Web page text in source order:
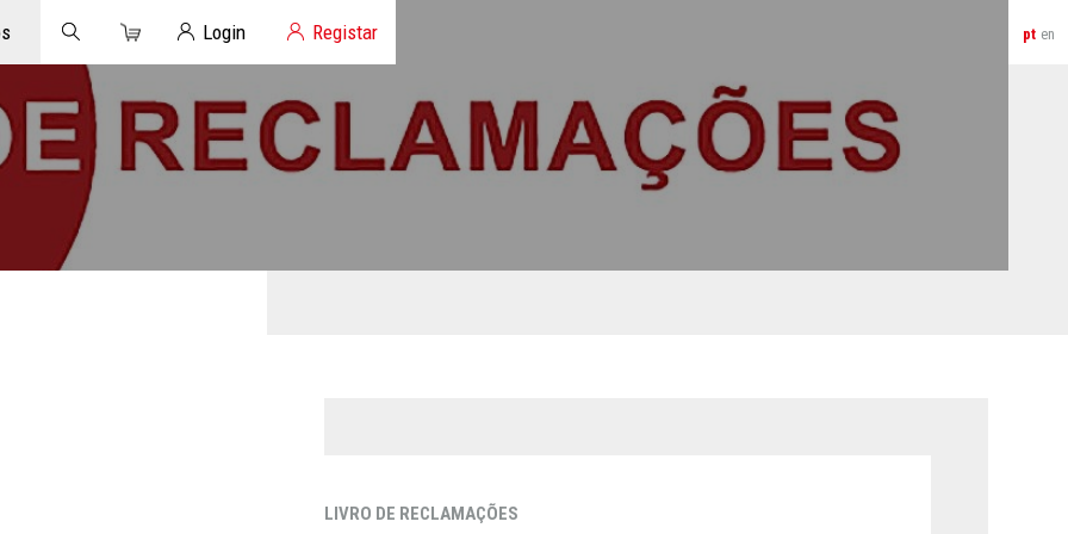
pt en
CarrinhoLogin Login de Clientes
Registar
LIVRO DE RECLAMAÇÕES